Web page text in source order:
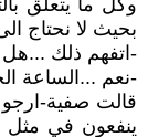
وكل ما يتعلق
بحيث لا نحتاج
-اتفهم ذلك ...هل
-نعم ...الساعة
قالت صفية-
ينفعون في مثل